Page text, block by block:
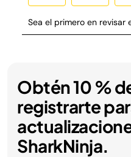
Obtén 10 %
registrarte
SharkNinja.